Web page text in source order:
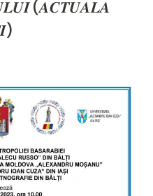
(𝑨𝑪𝑻𝑼𝑨𝑳𝑨